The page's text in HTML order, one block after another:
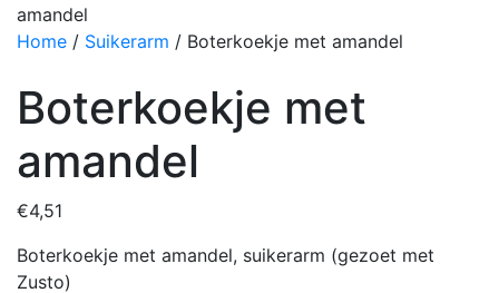
amandel
Home / Suikerarm / Boterkoekje met amandel
Boterkoekje met
amandel
€4,51
Boterkoekje met amandel, suikerarm (gezoet met
Zusto)